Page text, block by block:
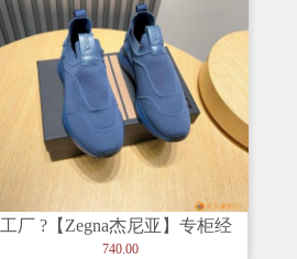
工厂 ?【Zegna杰尼亚】专柜经
典休闲鞋，以细节和创造力
740.00